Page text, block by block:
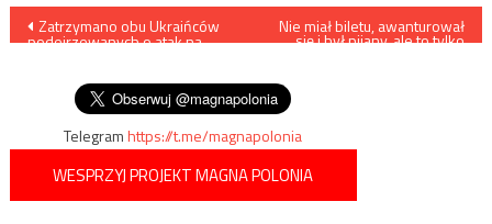
Nawigacja
wpisu
Zatrzymano obu Ukraińców
podejrzewanych o atak na
Nie miał biletu, awanturował
się i był pijany, ale to tylko
Telegramhttps://t.me/magnapolonia
WESPRZYJ PROJEKT MAGNA POLONIA